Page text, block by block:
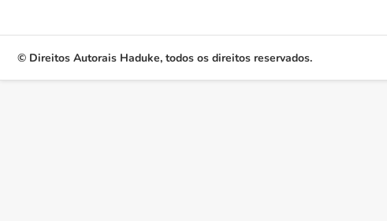
© Direitos Autorais Haduke, todos os direitos reservados.